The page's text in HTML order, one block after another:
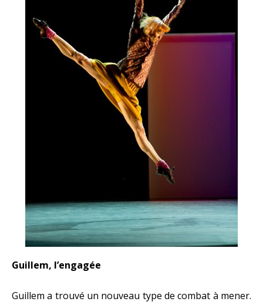
Guillem, l’engagée
Guillem a trouvé un nouveau type de combat à mener.